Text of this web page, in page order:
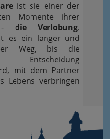
ist sie einer der
Momente ihrer
- die Verlobung.
es ein langer und
Weg, bis die
Entscheidung
mit dem Partner
Lebens verbringen